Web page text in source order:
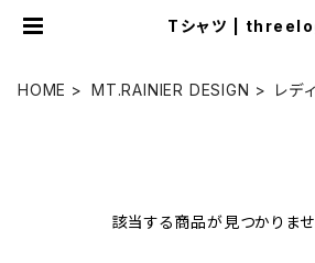
Tシャツ |
HOME MT.RAINIER DESIGN レデ
該当する商品が見つかりませ